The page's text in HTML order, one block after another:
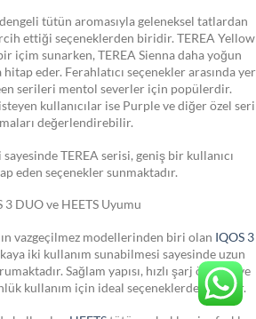
tütün aromasıyla geleneksel tatlardan
ettiği seçeneklerden biridir. TEREA Yellow
içim sunarken, TEREA Sienna daha yoğun
eder. Ferahlatıcı seçenekler arasında yer
serileri mentol severler için popülerdir.
kullanıcılar ise Purple ve diğer özel seri
değerlendirebilir.
TEREA serisi, geniş bir kullanıcı
eden seçenekler sunmaktadır.
3 DUO ve HEETS Uyumu
vazgeçilmez modellerinden biri olan IQOS 3
iki kullanım sunabilmesi sayesinde uzun
Sağlam yapısı, hızlı şarj özelliği ve
kullanım için ideal seçeneklerden biridir.